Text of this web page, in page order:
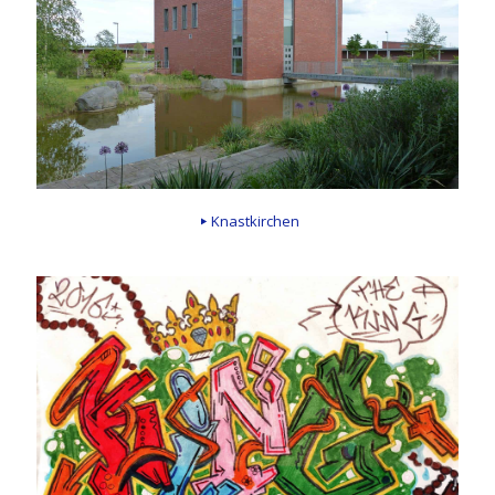
Knastkirchen